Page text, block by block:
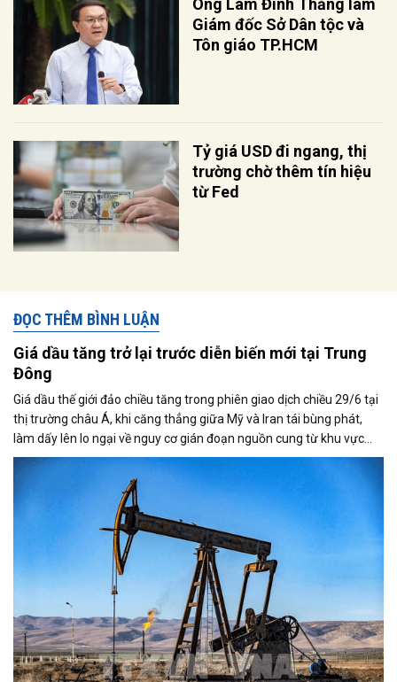
Ông Lâm Đình Thắng làm
Giám đốc Sở Dân tộc và
Tôn giáo TP.HCM
Tỷ giá USD đi ngang, thị
trường chờ thêm tín hiệu
từ Fed
ĐỌC THÊM BÌNH LUẬN
Giá dầu tăng trở lại trước diễn biến mới tại Trung
Đông
Giá dầu thế giới đảo chiều tăng trong phiên giao dịch chiều 29/6 tại
thị trường châu Á, khi căng thẳng giữa Mỹ và Iran tái bùng phát,
làm dấy lên lo ngại về nguy cơ gián đoạn nguồn cung từ khu vực
Trung Đông. Tuy nhiên, triển vọng nối lại đàm phán giữa hai bên đã
phần nào hạn chế đà tăng của thị trường.